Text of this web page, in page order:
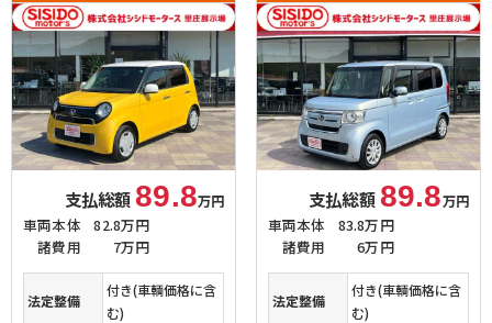
支払総額 89.8万円
車両本体
82.8万円
諸費用
7万円
法定整備
付き(車輌価格に含
む)
支払総額 89.8万円
車両本体
83.8万円
諸費用
6万円
法定整備
付き(車輌価格に含
む)